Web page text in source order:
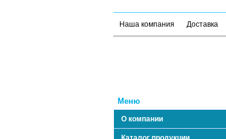
Наша компания Доставка
Меню
О компании